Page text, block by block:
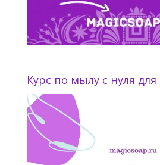
Курс по мылу с нуля